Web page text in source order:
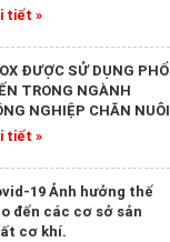
tiết »
ĐƯỢC SỬ DỤNG PHỔ
TRONG NGÀNH
NGHIỆP CHĂN NUÔI
tiết »
19 Ảnh hưởng thế
đến các cơ sở sản
cơ khí.